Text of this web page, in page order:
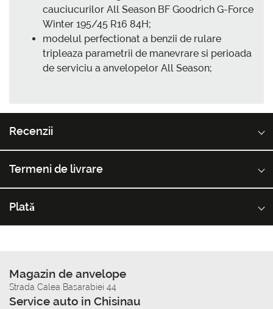
cauciucurilor All Season BF Goodrich G-Force
Winter 195/45 R16 84H;
modelul perfectionat a benzii de rulare
tripleaza parametrii de manevrare si perioada
de serviciu a anvelopelor All Season;
Recenzii
Termeni de livrare
Plată
Magazin de anvelope
Strada Calea Basarabiei 44
Service auto in Chisinau